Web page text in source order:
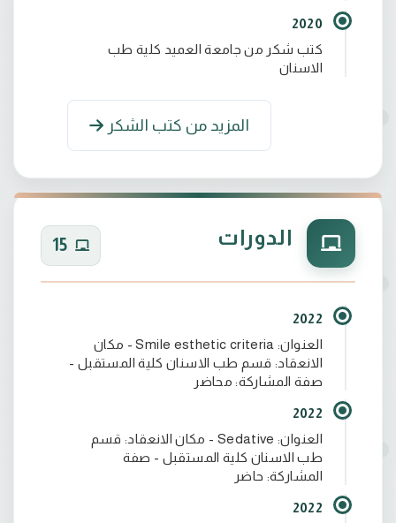
2020
كتب شكر من جامعة العميد كلية طب
الاسنان
المزيد من كتب الشكر
الدورات 15
2022
العنوان: Smile esthetic criteria - مكان
الانعقاد: قسم طب الاسنان كلية المستقبل -
صفة المشاركة: محاضر
2022
العنوان: Sedative - مكان الانعقاد: قسم
طب الاسنان كلية المستقبل - صفة
المشاركة: حاضر
2022